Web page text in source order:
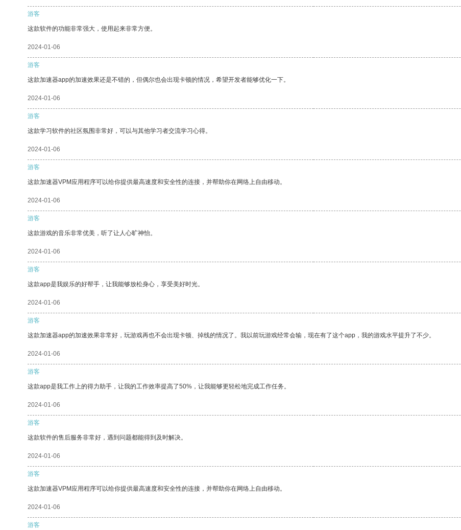
游客
这款软件的功能非常强大，使用起来非常方便。
2024-01-06
游客
这款加速器app的加速效果还是不错的，但偶尔也会出现卡顿的情况，希望开发者能够优化一下。
2024-01-06
游客
这款学习软件的社区氛围非常好，可以与其他学习者交流学习心得。
2024-01-06
游客
这款加速器VPM应用程序可以给你提供最高速度和安全性的连接，并帮助你在网络上自由移动。
2024-01-06
游客
这款游戏的音乐非常优美，听了让人心旷神怡。
2024-01-06
游客
这款app是我娱乐的好帮手，让我能够放松身心，享受美好时光。
2024-01-06
游客
这款加速器app的加速效果非常好，玩游戏再也不会出现卡顿、掉线的情况了。我以前玩游戏经常会输，现在有了这个app，我的游戏水平提升了不少。
2024-01-06
游客
这款app是我工作上的得力助手，让我的工作效率提高了50%，让我能够更轻松地完成工作任务。
2024-01-06
游客
这款软件的售后服务非常好，遇到问题都能得到及时解决。
2024-01-06
游客
这款加速器VPM应用程序可以给你提供最高速度和安全性的连接，并帮助你在网络上自由移动。
2024-01-06
游客